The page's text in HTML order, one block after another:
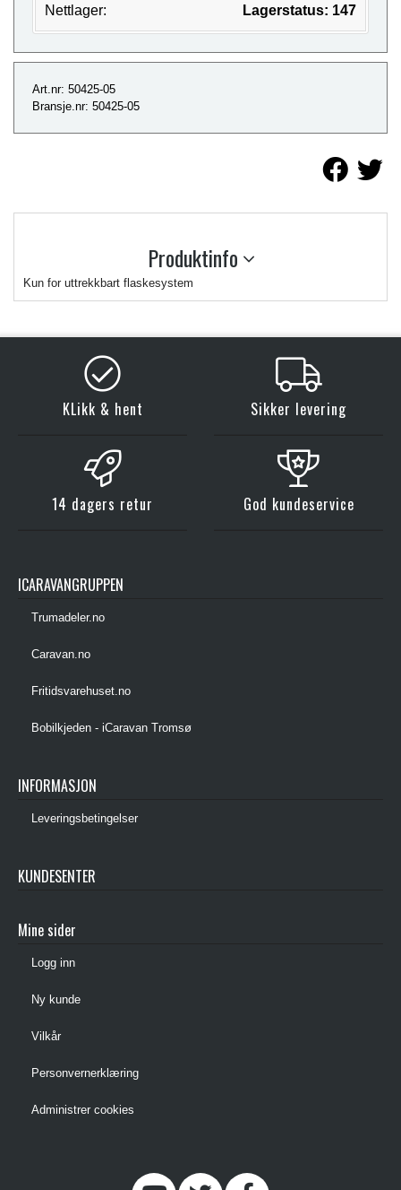
Nettlager: Lagerstatus: 147
Art.nr: 50425-05
Bransje.nr: 50425-05
Produktinfo
Kun for uttrekkbart flaskesystem
KLikk & hent Sikker levering
14 dagers retur God kundeservice
ICARAVANGRUPPEN
Trumadeler.no
Caravan.no
Fritidsvarehuset.no
Bobilkjeden - iCaravan Tromsø
INFORMASJON
Leveringsbetingelser
KUNDESENTER
Mine sider
Logg inn
Ny kunde
Vilkår
Personvernerklæring
Administrer cookies